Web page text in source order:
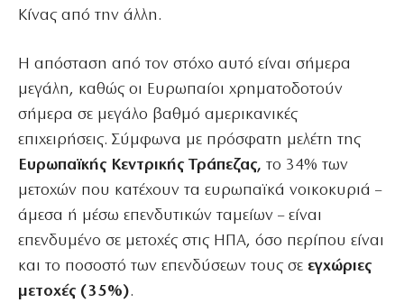
Κίνας από την άλλη.
Η απόσταση από τον στόχο αυτό είναι σήμερα
μεγάλη, καθώς οι Ευρωπαίοι χρηματοδοτούν
σήμερα σε μεγάλο βαθμό αμερικανικές
επιχειρήσεις. Σύμφωνα με πρόσφατη μελέτη της
Ευρωπαϊκής Κεντρικής Τράπεζας, το 34% των
μετοχών που κατέχουν τα ευρωπαϊκά νοικοκυριά –
άμεσα ή μέσω επενδυτικών ταμείων – είναι
επενδυμένο σε μετοχές στις ΗΠΑ, όσο περίπου είναι
και το ποσοστό των επενδύσεων τους σε εγχώριες
μετοχές (35%).